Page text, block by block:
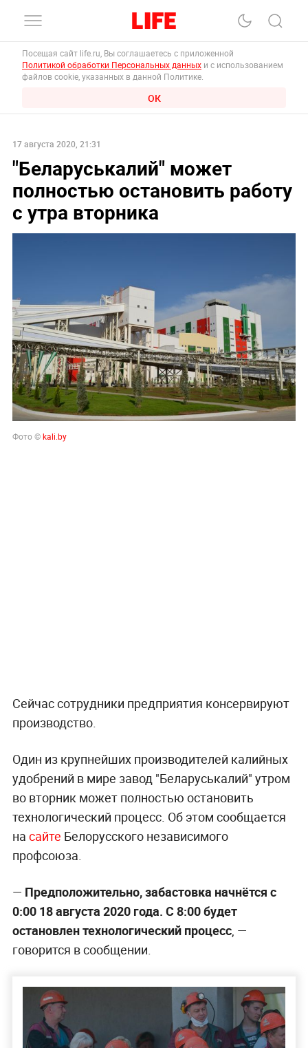
Посещая сайт life.ru, Вы соглашаетесь с приложенной
Политикой обработки Персональных данных и с использованием
файлов cookie, указанных в данной Политике.
ОК
17 августа 2020, 21:31
"Беларуськалий" может
полностью остановить работу
с утра вторника
Фото ©kali.by
Сейчас сотрудники предприятия консервируют
производство.
Один из крупнейших производителей калийных
удобрений в мире завод "Беларуськалий" утром
во вторник может полностью остановить
технологический процесс. Об этом сообщается
на сайте Белорусского независимого
профсоюза.
— Предположительно, забастовка начнётся с
0:00 18 августа 2020 года. С 8:00 будет
остановлен технологический процесс, —
говорится в сообщении.